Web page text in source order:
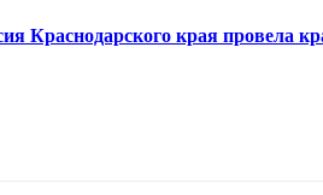
Краснодарского края провела